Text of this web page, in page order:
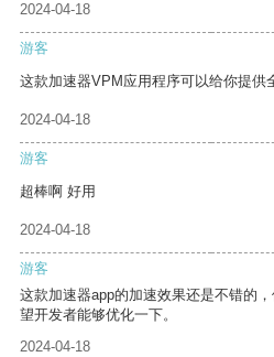
2024-04-18
游客
这款加速器VPM应用程序可以给你提供
2024-04-18
游客
超棒啊 好用
2024-04-18
游客
这款加速器app的加速效果还是不错的
望开发者能够优化一下。
2024-04-18